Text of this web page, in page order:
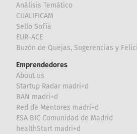
Análisis Temático
CUALIFICAM
Sello Sofía
EUR-ACE
Buzón de Quejas, Sugerencias y
Emprendedores
About us
Startup Radar madri+d
BAN madri+d
Red de Mentores madri+d
ESA BIC Comunidad de Madrid
healthStart madri+d